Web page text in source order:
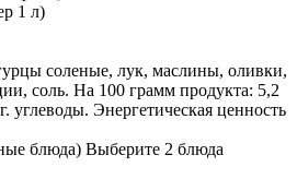
1 л)
соленые, лук, маслины, оливки,
соль. На 100 грамм продукта: 5,2
углеводы. Энергетическая ценность
блюда) Выберите 2 блюда